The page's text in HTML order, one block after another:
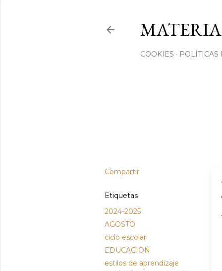
COOKIES
Compartir
Etiquetas
2024-2025
AGOSTO
ciclo escolar
EDUCACION
estilos de aprendizaje